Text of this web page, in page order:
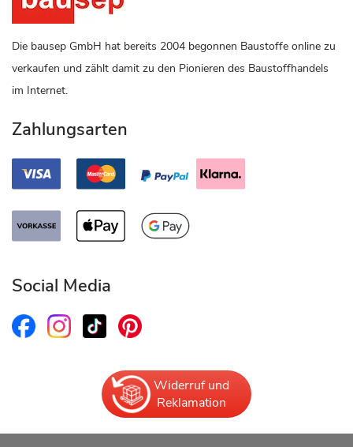
Die bausep GmbH hat bereits 2004 begonnen Baustoffe online zu
verkaufen und zählt damit zu den Pionieren des Baustoffhandels
im Internet.
Zahlungsarten
Social Media
Widerruf und
Reklamation